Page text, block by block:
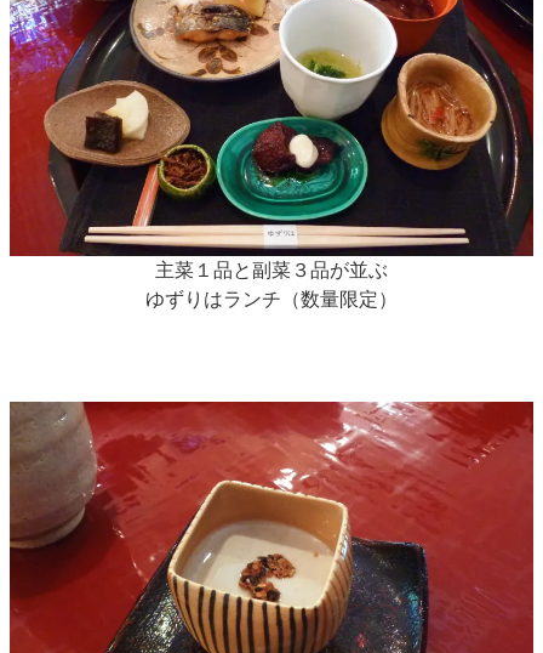
主菜１品と副菜３品が並ぶ
ゆずりはランチ（数量限定）